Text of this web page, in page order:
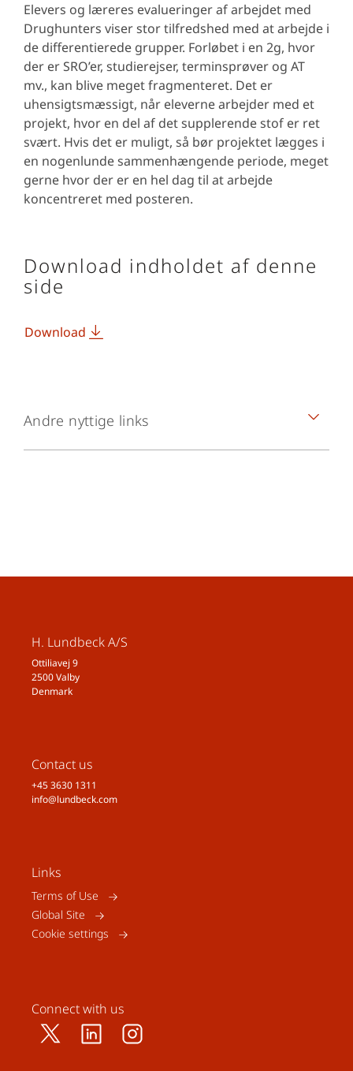
Elevers og læreres evalueringer af arbejdet med
Drughunters viser stor tilfredshed med at arbejde i
de differentierede grupper. Forløbet i en 2g, hvor
der er SRO’er, studierejser, terminsprøver og AT
mv., kan blive meget fragmenteret. Det er
uhensigtsmæssigt, når eleverne arbejder med et
projekt, hvor en del af det supplerende stof er ret
svært. Hvis det er muligt, så bør projektet lægges i
en nogenlunde sammenhængende periode, meget
gerne hvor der er en hel dag til at arbejde
koncentreret med posteren.
Download indholdet af denne
side
Download
Andre nyttige links
H. Lundbeck A/S
Ottiliavej 9
2500 Valby
Denmark
Contact us
+45 3630 1311
info@lundbeck.com
Links
Terms of Use
Global Site
Cookie settings
Connect with us